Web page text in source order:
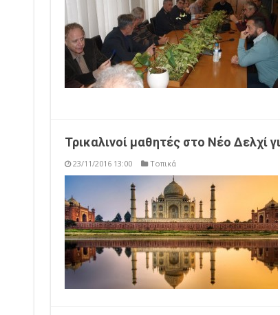
Τρικαλινοί μαθητές στο Νέο Δελχί
23/11/2016 13:00 Τοπικά